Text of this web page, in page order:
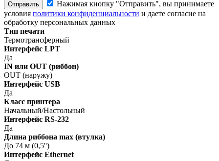
Отправить
Нажимая кнопку "Отправить", вы принимаете
условия политики конфиденциальности и даете согласие на
обработку персональных данных
Тип печати
Термотрансферный
Интерфейс LPT
Да
IN или OUT (риббон)
OUT (наружу)
Интерфейс USB
Да
Класс принтера
Начальный/Настольный
Интерфейс RS-232
Да
Длина риббона max (втулка)
До 74 м (0,5'')
Интерфейс Ethernet